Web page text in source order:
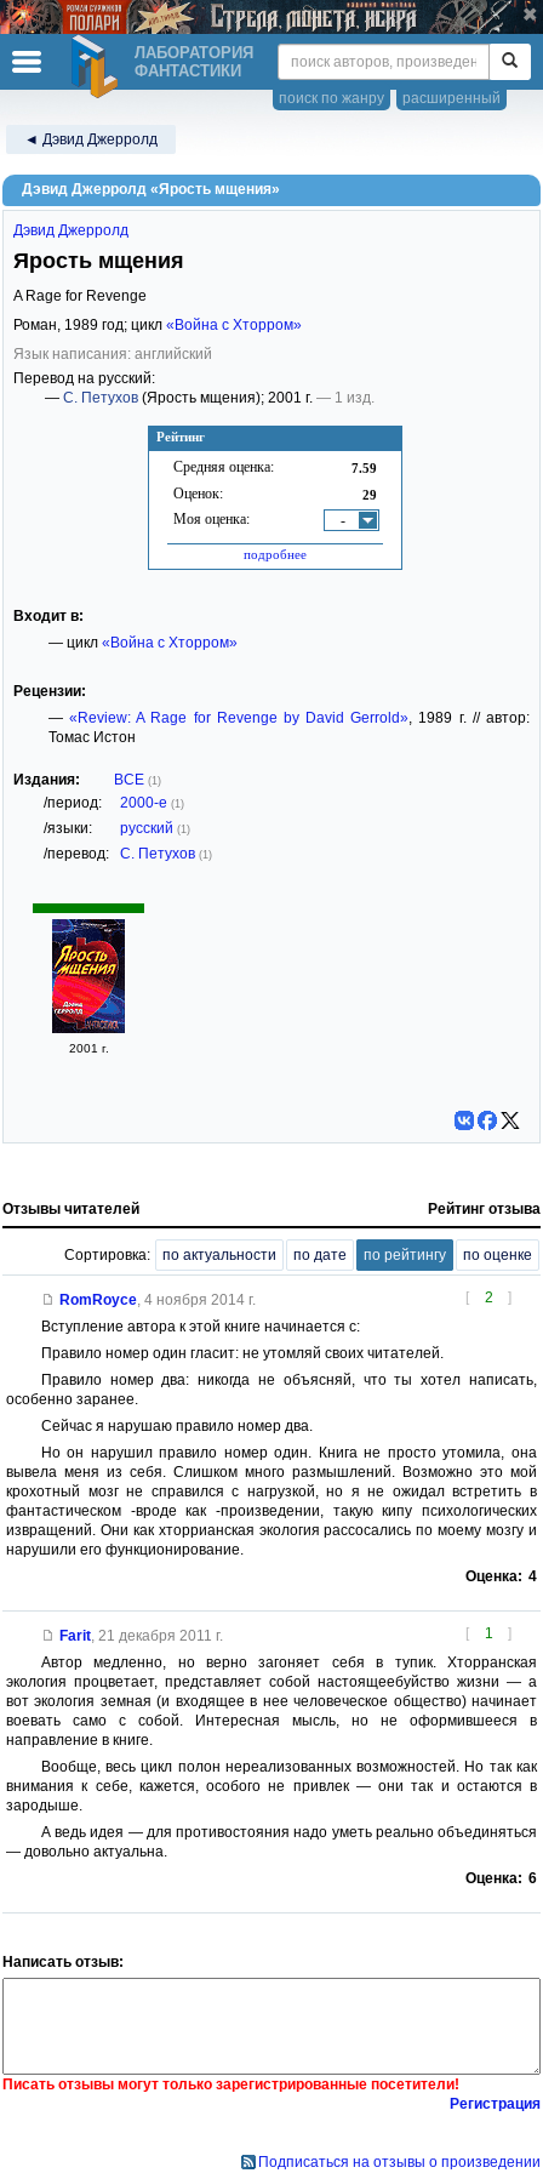
ЛАБОРАТОРИЯ
ФАНТАСТИКИ
расширенный
поиск по жанру
◄ Дэвид Джерролд
Дэвид Джерролд «Ярость мщения»
Рейтинг
Средняя оценка: 7.59
Оценок: 29
Моя оценка: -
подробнее
Дэвид Джерролд
Ярость мщения
A Rage for Revenge
Роман, 1989 год; цикл «Война с Хторром»
Язык написания: английский
Перевод на русский:
— С. Петухов (Ярость мщения); 2001 г. — 1 изд.
Входит в:
— цикл «Война с Хторром»
Рецензии:
— «Review: A Rage for Revenge by David Gerrold» , 1989 г. // автор:
Томас Истон
Издания: ВСЕ (1)
/период: 2000-е (1)
/языки: русский (1)
/перевод: С. Петухов (1)
2001 г.
Отзывы читателей Рейтинг отзыва
Сортировка: по актуальности по дате по рейтингу по оценке
[ 2 ]
RomRoyce, 4 ноября 2014 г.
Вступление автора к этой книге начинается с:
Правило номер один гласит: не утомляй своих читателей.
Правило номер два: никогда не объясняй, что ты хотел написать,
особенно заранее.
Сейчас я нарушаю правило номер два.
Но он нарушил правило номер один. Книга не просто утомила, она
вывела меня из себя. Слишком много размышлений. Возможно это мой
крохотный мозг не справился с нагрузкой, но я не ожидал встретить в
фантастическом -вроде как -произведении, такую кипу психологических
извращений. Они как хторрианская экология рассосались по моему мозгу и
нарушили его функционирование.
Оценка: 4
[ 1 ]
Farit, 21 декабря 2011 г.
Автор медленно, но верно загоняет себя в тупик. Хторранская
экология процветает, представляет собой настоящеебуйство жизни — а
вот экология земная (и входящее в нее человеческое общество) начинает
воевать само с собой. Интересная мысль, но не оформившееся в
направление в книге.
Вообще, весь цикл полон нереализованных возможностей. Но так как
внимания к себе, кажется, особого не привлек — они так и остаются в
зародыше.
А ведь идея — для противостояния надо уметь реально объединяться
— довольно актуальна.
Оценка: 6
Написать отзыв:
Писать отзывы могут только зарегистрированные посетители!
Регистрация
Подписаться на отзывы о произведении